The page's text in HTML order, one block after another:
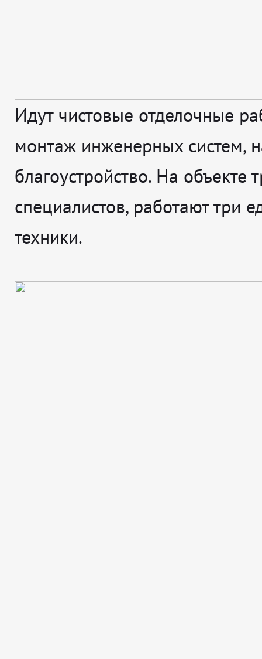
Идут чистовые отделочные
монтаж инженерных систем,
благоустройство. На объекте
специалистов, работают три
техники.